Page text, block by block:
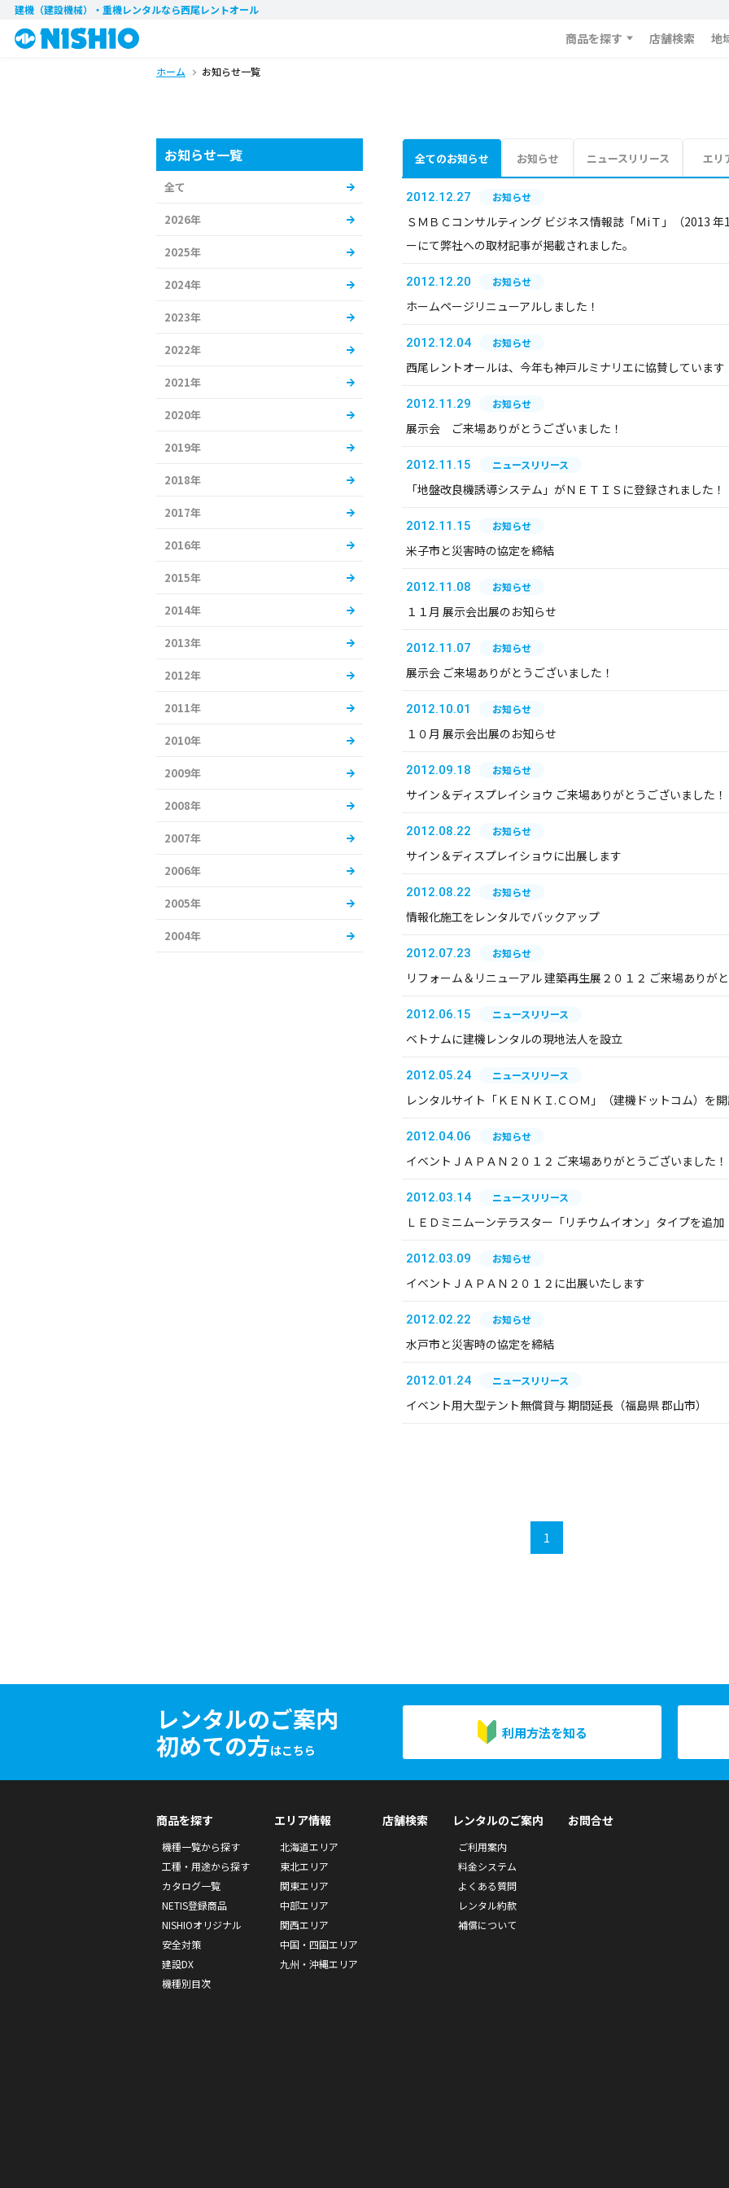
建機（建設機械）・重機レンタルなら西尾レントオール
商品を探す 店舗検索 地
ホーム お知らせ一覧
全てのお知らせ お知らせ ニュースリリース エリ
2012.12.27 お知らせ
ＳＭＢＣコンサルティング ビジネス情報誌「ＭiＴ」（2013
ーにて弊社への取材記事が掲載されました。
2012.12.20 お知らせ
ホームページリニューアルしました！
2012.12.04 お知らせ
西尾レントオールは、今年も神戸ルミナリエに協賛しています
2012.11.29 お知らせ
展示会 ご来場ありがとうございました！
2012.11.15 ニュースリリース
「地盤改良機誘導システム」がＮＥＴＩＳに登録されました！
2012.11.15 お知らせ
米子市と災害時の協定を締結
2012.11.08 お知らせ
１１月 展示会出展のお知らせ
2012.11.07 お知らせ
展示会 ご来場ありがとうございました！
2012.10.01 お知らせ
１０月 展示会出展のお知らせ
2012.09.18 お知らせ
サイン＆ディスプレイショウ ご来場ありがとうございました！
2012.08.22 お知らせ
サイン＆ディスプレイショウに出展します
2012.08.22 お知らせ
情報化施工をレンタルでバックアップ
2012.07.23 お知らせ
リフォーム＆リニューアル 建築再生展２０１２ ご来場ありが
2012.06.15 ニュースリリース
ベトナムに建機レンタルの現地法人を設立
2012.05.24 ニュースリリース
レンタルサイト「ＫＥＮＫＩ.ＣＯＭ」（建機ドットコム）を
2012.04.06 お知らせ
イベントＪＡＰＡＮ２０１２ ご来場ありがとうございました！
2012.03.14 ニュースリリース
ＬＥＤミニムーンテラスター「リチウムイオン」タイプを追加
2012.03.09 お知らせ
イベントＪＡＰＡＮ２０１２に出展いたします
2012.02.22 お知らせ
水戸市と災害時の協定を締結
2012.01.24 ニュースリリース
イベント用大型テント無償貸与 期間延長（福島県 郡山市）
1
お知らせ一覧
全て
2026年
2025年
2024年
2023年
2022年
2021年
2020年
2019年
2018年
2017年
2016年
2015年
2014年
2013年
2012年
2011年
2010年
2009年
2008年
2007年
2006年
2005年
2004年
レンタルのご案内
初めての方はこちら
利用方法を知る
商品を探す
機種一覧から探す
工種・用途から探す
カタログ一覧
NETIS登録商品
NISHIOオリジナル
安全対策
建設DX
機種別目次
エリア情報
北海道エリア
東北エリア
関東エリア
中部エリア
関西エリア
中国・四国エリア
九州・沖縄エリア
店舗検索 レンタルのご案内
ご利用案内
料金システム
よくある質問
レンタル約款
補償について
お問合せ